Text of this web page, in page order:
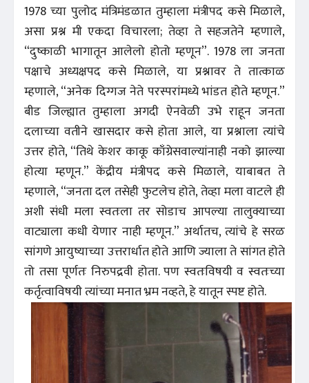
1978 च्या पुलोद मंत्रिमंडळात तुम्हाला मंत्रीपद कसे मिळाले,
असा प्रश्न मी एकदा विचारला; तेव्हा ते सहजतेने म्हणाले,
“दुष्काळी भागातून आलेलो होतो म्हणून”. 1978 ला जनता
पक्षाचे अध्यक्षपद कसे मिळाले, या प्रश्नावर ते तात्काळ
म्हणाले, “अनेक दिग्गज नेते परस्परांमध्ये भांडत होते म्हणून.”
बीड जिल्ह्यात तुम्हाला अगदी ऐनवेळी उभे राहून जनता
दलाच्या वतीने खासदार कसे होता आले, या प्रश्नाला त्यांचे
उत्तर होते, “तिथे केशर काकू काँग्रेसवाल्यांनाही नको झाल्या
होत्या म्हणून.” केंद्रीय मंत्रीपद कसे मिळाले, याबाबत ते
म्हणाले, “जनता दल तसेही फुटलेच होते, तेव्हा मला वाटले ही
अशी संधी मला स्वतःला तर सोडाच आपल्या तालुक्याच्या
वाट्याला कधी येणार नाही म्हणून.” अर्थातच, त्यांचे हे सरळ
सांगणे आयुष्याच्या उत्तरार्धात होते आणि ज्याला ते सांगत होते
तो तसा पूर्णतः निरुपद्रवी होता. पण स्वतःविषयी व स्वतःच्या
कर्तृत्वाविषयी त्यांच्या मनात भ्रम नव्हते, हे यातून स्पष्ट होते.